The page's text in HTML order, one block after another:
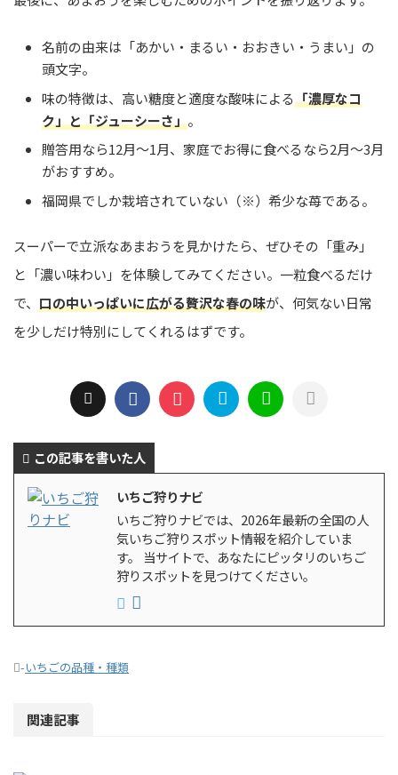
名前の由来は「あかい・まるい・おおきい・うまい」の
頭文字。
味の特徴は、高い糖度と適度な酸味による「濃厚なコ
ク」と「ジューシーさ」。
贈答用なら12月〜1月、家庭でお得に食べるなら2月〜3月
がおすすめ。
福岡県でしか栽培されていない（※）希少な苺である。
スーパーで立派なあまおうを見かけたら、ぜひその「重み」
と「濃い味わい」を体験してみてください。一粒食べるだけ
で、 口の中いっぱいに広がる贅沢な春の味が、何気ない日常
を少しだけ特別にしてくれるはずです。
この記事を書いた人
いちご狩りナビ
いちご狩りナビでは、2026年最新の全国の人
気いちご狩りスポット情報を紹介していま
す。 当サイトで、あなたにピッタリのいちご
狩りスポットを見つけてください。
-いちごの品種・種類
関連記事